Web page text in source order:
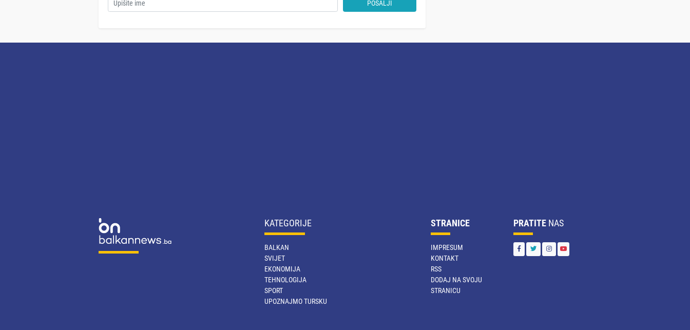
POŠALJI
KATEGORIJE
BALKAN
SVIJET
EKONOMIJA
TEHNOLOGIJA
SPORT
UPOZNAJMO TURSKU
STRANICE
IMPRESUM
KONTAKT
RSS
DODAJ NA SVOJU
STRANICU
PRATITE NAS